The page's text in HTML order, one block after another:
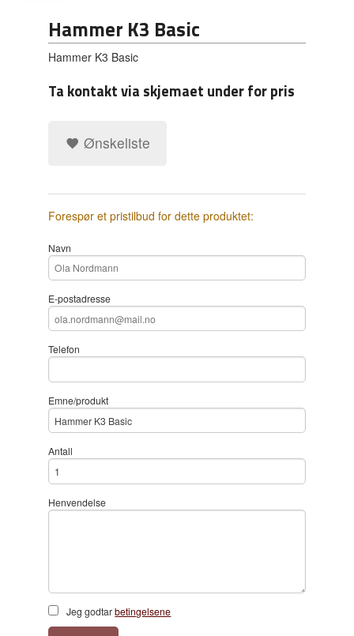
Hammer K3 Basic
Hammer K3 Basic
Ta kontakt via skjemaet under for pris
Ønskeliste
Forespør et pristilbud for dette produktet:
Navn
E-postadresse
Telefon
Emne/produkt
Antall
Henvendelse
Jeg godtarbetingelsene